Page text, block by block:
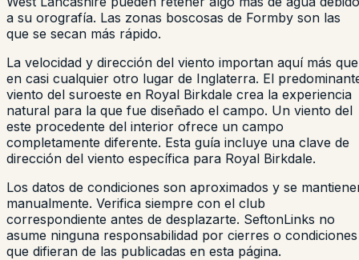
a su orografía. Las zonas boscosas de Formby son las
que se secan más rápido.
La velocidad y dirección del viento importan aquí más que
en casi cualquier otro lugar de Inglaterra. El
viento del suroeste en Royal Birkdale crea la experiencia
natural para la que fue diseñado el campo. Un viento del
este procedente del interior ofrece un campo
completamente diferente. Esta guía incluye una clave de
dirección del viento específica para Royal Birkdale.
Los datos de condiciones son aproximados y se
manualmente. Verifica siempre con el club
correspondiente antes de desplazarte. SeftonLinks no
asume ninguna responsabilidad por cierres o condiciones
que difieran de las publicadas en esta página.